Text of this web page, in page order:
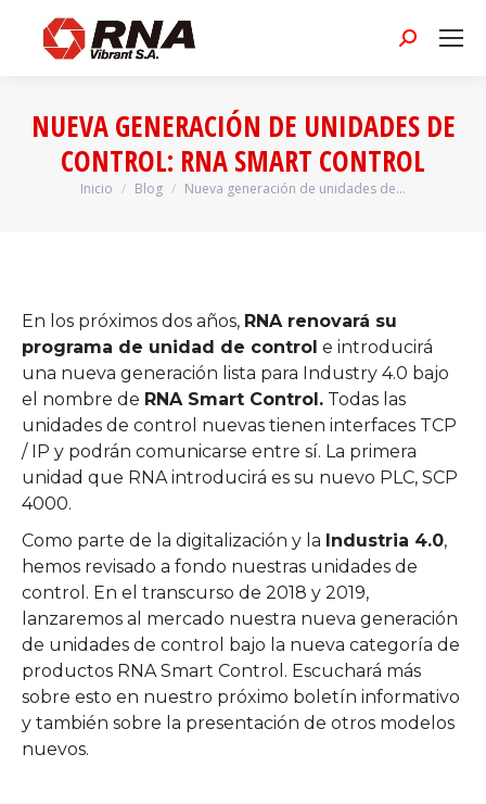
Buscar:
NUEVA GENERACIÓN DE UNIDADES DE
CONTROL: RNA SMART CONTROL
Estás aquí:
Inicio Blog Nueva generación de unidades de…
En los próximos dos años, RNA renovará su
programa de unidad de control e introducirá
una nueva generación lista para Industry 4.0 bajo
el nombre de RNA Smart Control. Todas las
unidades de control nuevas tienen interfaces TCP
/ IP y podrán comunicarse entre sí. La primera
unidad que RNA introducirá es su nuevo PLC, SCP
4000.
Como parte de la digitalización y la Industria 4.0,
hemos revisado a fondo nuestras unidades de
control. En el transcurso de 2018 y 2019,
lanzaremos al mercado nuestra nueva generación
de unidades de control bajo la nueva categoría de
productos RNA Smart Control. Escuchará más
sobre esto en nuestro próximo boletín informativo
y también sobre la presentación de otros modelos
nuevos.